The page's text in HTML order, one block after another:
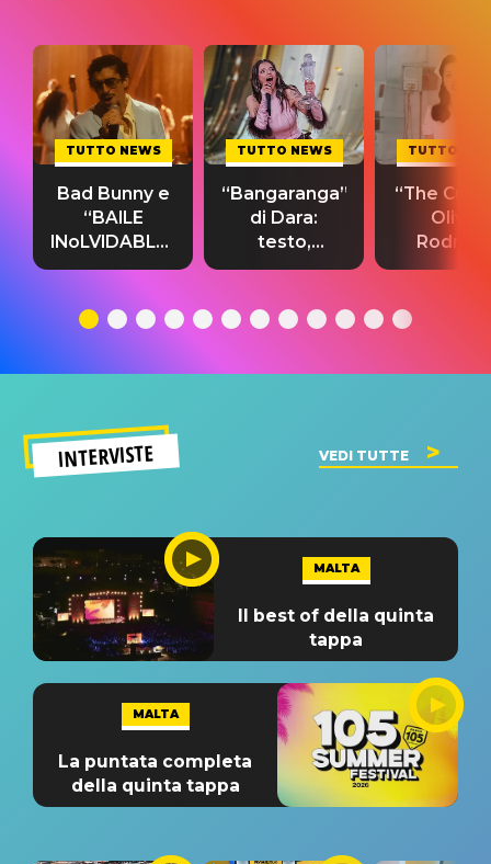
TUTTO NEWS
Bad Bunny e
“BAILE
INoLVIDABLE”:
testo,
significato
TUTTO NEWS
“Bangaranga”
di Dara:
testo,
traduzione e
del singolo
TUTTO
“The
Olivia
testo,
INTERVISTE VEDI TUTTE
MALTA
Il best of della quinta
tappa
MALTA
La puntata completa
della quinta tappa